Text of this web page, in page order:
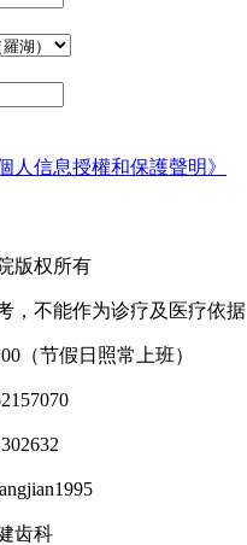
個人信息授權和保護聲明》
版权所有
，不能作为诊疗及医疗依据
（节假日照常上班）
齿科